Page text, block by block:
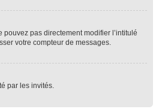
pas directement modifier l’intitulé
votre compteur de messages.
par les invités.